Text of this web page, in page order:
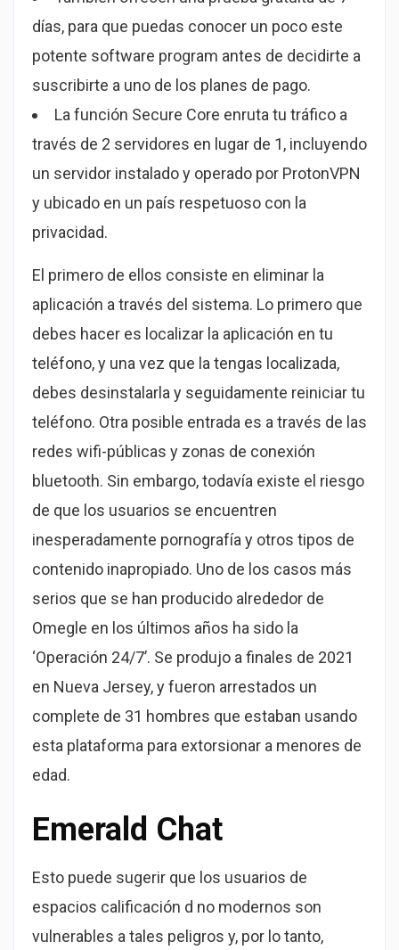
días, para que puedas conocer un poco este
potente software program antes de decidirte a
suscribirte a uno de los planes de pago.
La función Secure Core enruta tu tráfico a
través de 2 servidores en lugar de 1, incluyendo
un servidor instalado y operado por ProtonVPN
y ubicado en un país respetuoso con la
privacidad.
El primero de ellos consiste en eliminar la
aplicación a través del sistema. Lo primero que
debes hacer es localizar la aplicación en tu
teléfono, y una vez que la tengas localizada,
debes desinstalarla y seguidamente reiniciar tu
teléfono. Otra posible entrada es a través de las
redes wifi-públicas y zonas de conexión
bluetooth. Sin embargo, todavía existe el riesgo
de que los usuarios se encuentren
inesperadamente pornografía y otros tipos de
contenido inapropiado. Uno de los casos más
serios que se han producido alrededor de
Omegle en los últimos años ha sido la
‘Operación 24/7’. Se produjo a finales de 2021
en Nueva Jersey, y fueron arrestados un
complete de 31 hombres que estaban usando
esta plataforma para extorsionar a menores de
edad.
Emerald Chat
Esto puede sugerir que los usuarios de
espacios calificación d no modernos son
vulnerables a tales peligros y, por lo tanto,